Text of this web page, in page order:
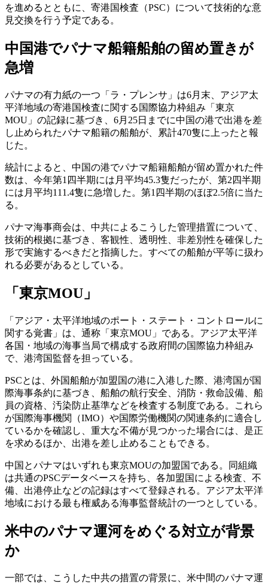
を進めるとともに、寄港国検査（PSC）について技術的な意
見交換を行う予定である。
中国港でパナマ船籍船舶の留め置きが
急増
パナマの有力紙の一つ「ラ・プレンサ」は6月末、アジア太
平洋地域の寄港国検査に関する国際協力枠組み「東京
MOU」の記録に基づき、6月25日までに中国の港で出港を差
し止められたパナマ船籍の船舶が、累計470隻に上ったと報
じた。
統計によると、中国の港でパナマ船籍船舶が留め置かれた件
数は、今年第1四半期には月平均45.3隻だったが、第2四半期
には月平均111.4隻に急増した。第1四半期のほぼ2.5倍に当た
る。
パナマ海事商会は、中共によるこうした管理措置について、
技術的根拠に基づき、客観性、透明性、非差別性を確保した
形で実施するべきだと指摘した。すべての船舶が平等に扱わ
れる必要があるとしている。
「東京MOU」
「アジア・太平洋地域のポート・ステート・コントロールに
関する覚書」は、通称「東京MOU」である。アジア太平洋
各国・地域の海事当局で構成する政府間の国際協力枠組み
で、港湾国監督を担っている。
PSCとは、外国船舶が加盟国の港に入港した際、港湾国が国
際海事条約に基づき、船舶の航行安全、消防・救命設備、船
員の資格、汚染防止基準などを検査する制度である。これら
が国際海事機関（IMO）や国際労働機関の関連条約に適合し
ているかを確認し、重大な不備が見つかった場合には、是正
を求めるほか、出港を差し止めることもできる。
中国とパナマはいずれも東京MOUの加盟国である。同組織
は共通のPSCデータベースを持ち、各加盟国による検査、不
備、出港停止などの記録はすべて登録される。アジア太平洋
地域における最も権威ある海事監督統計の一つとしている。
米中のパナマ運河をめぐる対立が背景
か
一部では、こうした中共の措置の背景に、米中間のパナマ運